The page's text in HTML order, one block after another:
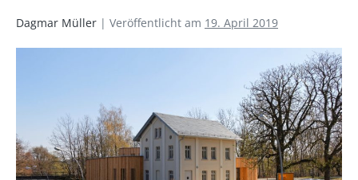
Dagmar Müller | Veröffentlicht am 19. April 2019